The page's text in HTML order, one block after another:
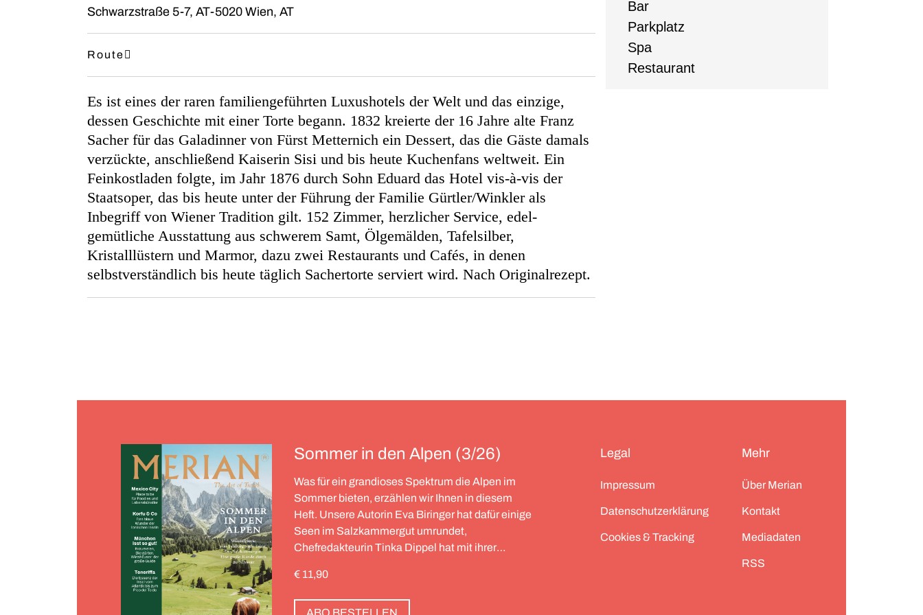
Bar
Parkplatz
Spa
Restaurant
Schwarzstraße 5-7, AT-5020 Wien, AT
Route
Es ist eines der raren familiengeführten Luxushotels der Welt und das einzige,
dessen Geschichte mit einer Torte begann. 1832 kreierte der 16 Jahre alte Franz
Sacher für das Galadinner von Fürst Metternich ein Dessert, das die Gäste damals
verzückte, anschließend Kaiserin Sisi und bis heute Kuchenfans weltweit. Ein
Feinkostladen folgte, im Jahr 1876 durch Sohn Eduard das Hotel vis-à-vis der
Staatsoper, das bis heute unter der Führung der Familie Gürtler/Winkler als
Inbegriff von Wiener Tradition gilt. 152 Zimmer, herzlicher Service, edel-
gemütliche Ausstattung aus schwerem Samt, Ölgemälden, Tafelsilber,
Kristalllüstern und Marmor, dazu zwei Restaurants und Cafés, in denen
selbstverständlich bis heute täglich Sachertorte serviert wird. Nach Originalrezept.
Sommer in den Alpen (3/26)
Was für ein grandioses Spektrum die Alpen im
Sommer bieten, erzählen wir Ihnen in diesem
Heft. Unsere Autorin Eva Biringer hat dafür einige
Seen im Salzkammergut umrundet,
Chefredakteurin Tinka Dippel hat mit ihrer
gedreht, die Alpinistin Wibke Helfrich ist über
viele Gipfel gegangen – von Salzburg bis nach
€ 11,90
Legal
Impressum
Datenschutzerklärung
Cookies & Tracking
Mehr
Über Merian
Kontakt
Mediadaten
RSS